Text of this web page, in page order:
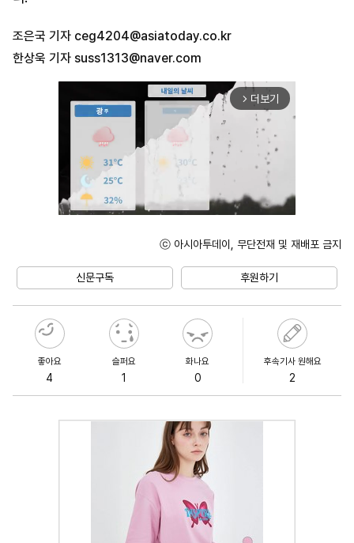
조은국 기자 ceg4204@asiatoday.co.kr
한상욱 기자 suss1313@naver.com
arrow_forward_ios 더보기
ⓒ 아시아투데이, 무단전재 및 재배포 금지
신문구독 후원하기
좋아요
4
슬퍼요
1
화나요
0
후속기사 원해요
2